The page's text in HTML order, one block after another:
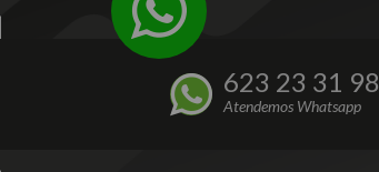
623 23 31 98
Atendemos Whatsapp